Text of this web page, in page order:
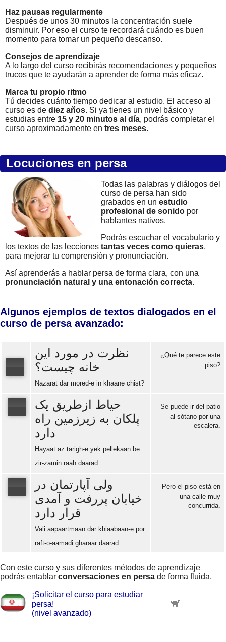
Haz pausas regularmente
Después de unos 30 minutos la concentración suele
disminuir. Por eso el curso te recordará cuándo es buen
momento para tomar un pequeño descanso.
Consejos de aprendizaje
A lo largo del curso recibirás recomendaciones y pequeños
trucos que te ayudarán a aprender de forma más eficaz.
Marca tu propio ritmo
Tú decides cuánto tiempo dedicar al estudio. El acceso al
curso es de diez años. Si ya tienes un nivel básico y
estudias entre 15 y 20 minutos al día, podrás completar el
curso aproximadamente en tres meses.
Locuciones en persa
Todas las palabras y diálogos del
curso de persa han sido
grabados en un estudio
profesional de sonido por
hablantes nativos.
Podrás escuchar el vocabulario y
los textos de las lecciones tantas veces como quieras,
para mejorar tu comprensión y pronunciación.
Así aprenderás a hablar persa de forma clara, con una
pronunciación natural y una entonación correcta.
Algunos ejemplos de textos dialogados en el
curso de persa avanzado:
نظرت در مورد این
خانه چیست؟
Nazarat dar mored-e in khaane chist?
¿Qué te parece este
piso?
حیاط ازطریق یک
پلکان به زیرزمین راه
دارد
Hayaat az tarigh-e yek pellekaan be
zir-zamin raah daarad.
Se puede ir del patio
al sótano por una
escalera.
ولی آپارتمان در
خیابان پررفت و آمدی
قرار دارد
Vali aapaartmaan dar khiaabaan-e por
raft-o-aamadi gharaar daarad.
Pero el piso está en
una calle muy
concurrida.
Con este curso y sus diferentes métodos de aprendizaje
podrás entablar conversaciones en persa de forma fluida.
¡Solicitar el curso para estudiar
persa!
(nivel avanzado)